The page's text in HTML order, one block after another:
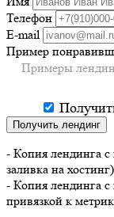
Телефон
E-mail
Пример
Примеры
Получить лендинг
- Копия лендинга с
заливка на
- Копия лендинга
привязкой к